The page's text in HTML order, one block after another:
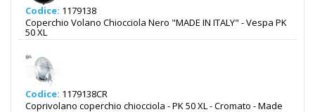
Codice: 1179138
Coperchio Volano Chiocciola Nero "MADE IN ITALY" - Vespa PK
50 XL
Codice: 1179138CR
Coprivolano coperchio chiocciola - PK 50 XL - Cromato - Made